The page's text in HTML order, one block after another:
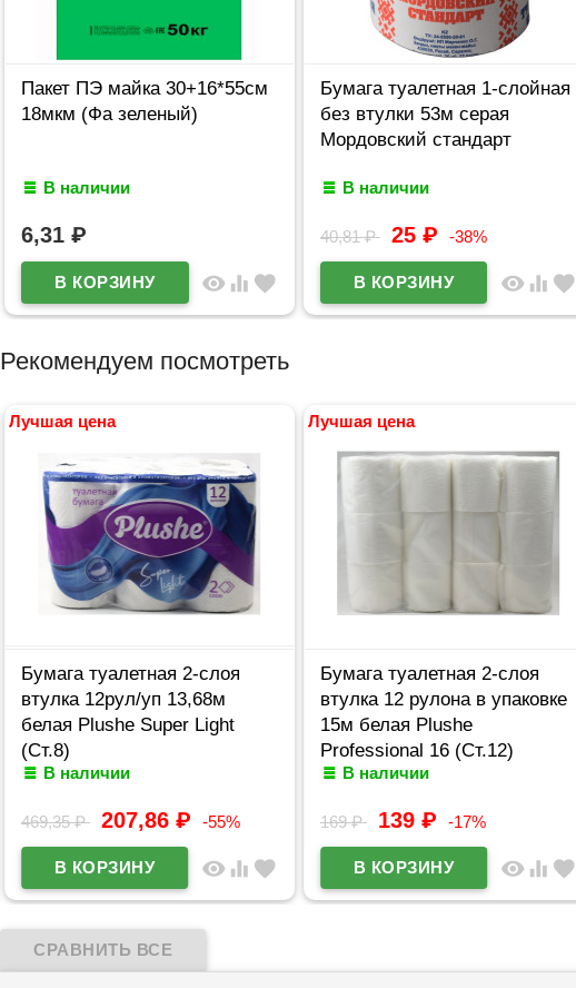
Пакет ПЭ майка 30+16*55см
18мкм (Фа зеленый)
В наличии
6,31 ₽
visibility equalizer favorite
Бумага туалетная 1-слойная
без втулки 53м серая
Мордовский стандарт
В наличии
40,81₽ 25 ₽ -38%
visibility equalizer favorite
Рекомендуем посмотреть
Лучшая цена
Бумага туалетная 2-слоя
втулка 12рул/уп 13,68м
белая Plushe Super Light
(Ст.8)
В наличии
469,35₽ 207,86 ₽ -55%
visibility equalizer favorite
Лучшая цена
Бумага туалетная 2-слоя
втулка 12 рулона в упаковке
15м белая Plushe
Professional 16 (Ст.12)
В наличии
169₽ 139 ₽ -17%
visibility equalizer favorite